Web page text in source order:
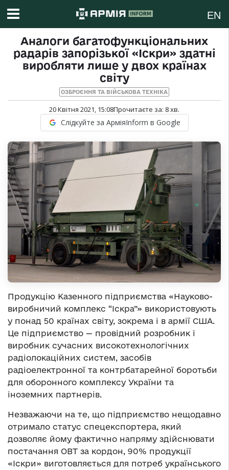
EN
Аналоги багатофункціональних
радарів запорізької «Іскри» здатні
виробляти лише у двох країнах
світу
ОЗБРОЄННЯ ТА ВІЙСЬКОВА ТЕХНІКА
20 Квітня 2021, 15:08Прочитаєте за: 8хв.
Слідкуйте за АрміяInform в Google
Продукцію Казенного підприємства «Науково-
виробничий комплекс “Іскра”» використовують
у понад 50 країнах світу, зокрема і в армії США.
Це підприємство — провідний розробник і
виробник сучасних високотехнологічних
радіолокаційних систем, засобів
радіоелектронної та контрбатарейної боротьби
для оборонного комплексу України та
іноземних партнерів.
Незважаючи на те, що підприємство нещодавно
отримало статус спецекспортера, який
дозволяє йому фактично напряму здійснювати
постачання ОВТ за кордон, 90% продукції
«Іскри» виготовляється для потреб українського